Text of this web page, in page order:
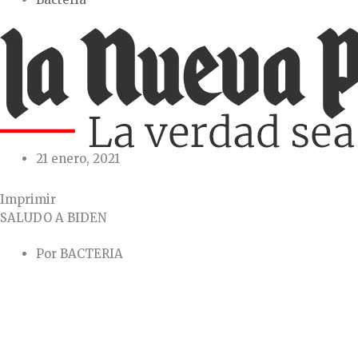
21 enero, 2021
Imprimir
SALUDO A BIDEN
Por BACTERIA